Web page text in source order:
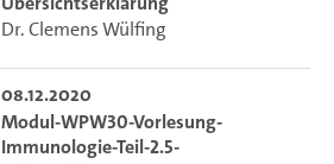
Dr. Clemens Wülfing
08.12.2020
Modul-WPW30-Vorlesung-
Immunologie-Teil-2.5-